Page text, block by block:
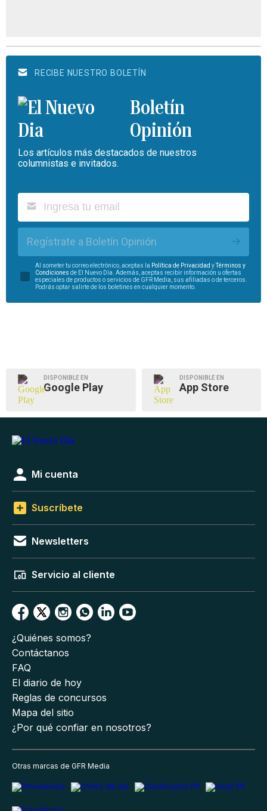
RECIBE NUESTRO BOLETÍN
Boletín
Opinión
Los artículos más destacados de nuestros
columnistas e invitados.
Regístrate a Boletín Opinión
Al someter tu correo electrónico, aceptas la Política de Privacidad yTérminos y
Condiciones de El Nuevo Día. Además, aceptas recibir información u ofertas
especiales de productos o servicios de GFR Media, sus afiliadas o de terceros.
Podrás optar salirte de los boletines en cualquier momento.
DISPONIBLE EN
Google Play
DISPONIBLE EN
App Store
Mi cuenta
Suscríbete
Newsletters
Servicio al cliente
¿Quiénes somos?
Contáctanos
FAQ
El diario de hoy
Reglas de concursos
Mapa del sitio
¿Por qué confiar en nosotros?
Otras marcas de GFR Media